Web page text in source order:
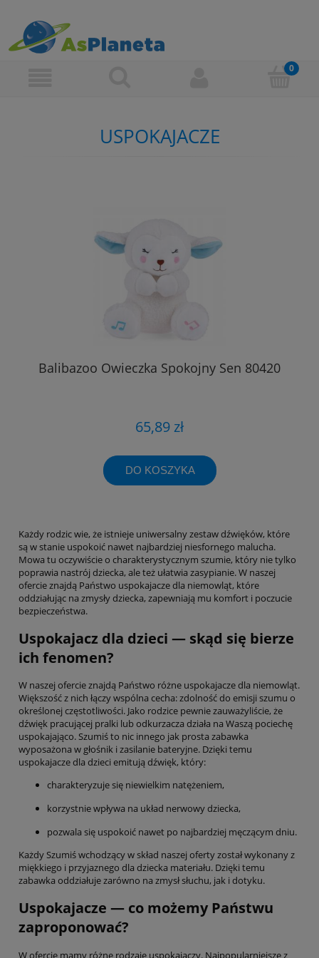
USPOKAJACZE
Balibazoo Owieczka Spokojny Sen 80420
65,89 zł
DO KOSZYKA
Każdy rodzic wie, że istnieje uniwersalny zestaw dźwięków, które
są w stanie uspokoić nawet najbardziej niesfornego malucha.
Mowa tu oczywiście o charakterystycznym szumie, który nie tylko
poprawia nastrój dziecka, ale też ułatwia zasypianie. W naszej
ofercie znajdą Państwo uspokajacze dla niemowląt, które
oddziałując na zmysły dziecka, zapewniają mu komfort i poczucie
bezpieczeństwa.
Uspokajacz dla dzieci — skąd się bierze
ich fenomen?
W naszej ofercie znajdą Państwo różne uspokajacze dla niemowląt.
Większość z nich łączy wspólna cecha: zdolność do emisji szumu o
określonej częstotliwości. Jako rodzice pewnie zauważyliście, że
dźwięk pracującej pralki lub odkurzacza działa na Waszą pociechę
uspokajająco. Szumiś to nic innego jak prosta zabawka
wyposażona w głośnik i zasilanie bateryjne. Dzięki temu
uspokajacze dla dzieci emitują dźwięk, który:
charakteryzuje się niewielkim natężeniem,
korzystnie wpływa na układ nerwowy dziecka,
pozwala się uspokoić nawet po najbardziej męczącym dniu.
Każdy Szumiś wchodzący w skład naszej oferty został wykonany z
miękkiego i przyjaznego dla dziecka materiału. Dzięki temu
zabawka oddziałuje zarówno na zmysł słuchu, jak i dotyku.
Uspokajacze — co możemy Państwu
zaproponować?
W ofercie mamy różne rodzaje uspokajaczy. Najpopularniejsze z